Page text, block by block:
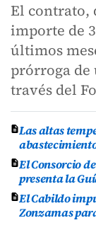
El contrato,
importe de
últimos
prórroga de
través del
Las altas
El Consorcio
presenta la
El Cabildo
Zonzamas